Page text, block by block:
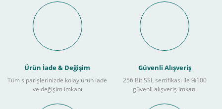
Ürün İade & Değişim
Tüm siparişlerinizde kolay ürün iade
ve değişim imkanı
Güvenli Alışveriş
256 Bit SSL sertifikası ile %100
güvenli alışveriş imkanı